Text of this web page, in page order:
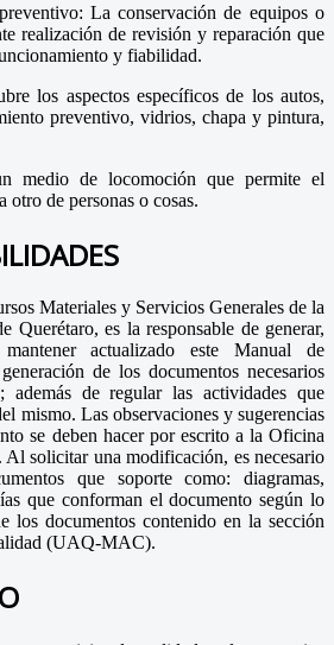
La conservación de equipos o
realización de revisión y reparación que
y fiabilidad.
los aspectos específicos de los autos,
preventivo, vidrios, chapa y pintura,
medio de locomoción que permite el
otro de personas o cosas.
Materiales y Servicios Generales de la
Querétaro, es la responsable de generar,
actualizado este Manual de
de los documentos necesarios
además de regular las actividades que
mismo. Las observaciones y sugerencias
se deben hacer por escrito a la Oficina
solicitar una modificación, es necesario
que soporte como: diagramas,
que conforman el documento según lo
los documentos contenido en la sección
(UAQ-MAC).